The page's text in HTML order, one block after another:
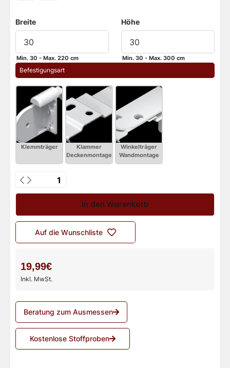
Breite
Min. 30 - Max. 220 cm
Höhe
Min. 30 - Max. 300 cm
Befestigungsart
In den Warenkorb
Auf die Wunschliste
19,99€
Inkl. MwSt.
Beratung zum Ausmessen
Kostenlose Stoffproben